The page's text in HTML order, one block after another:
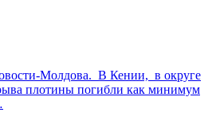
Молдова. В Кении, в округе
плотины погибли как минимум